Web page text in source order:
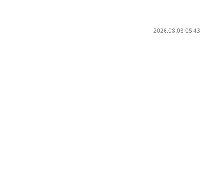
2026.08.03 05:43